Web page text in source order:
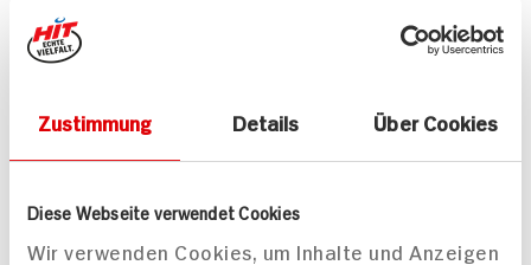
Zustimmung Details Über Cookies
Diese Webseite verwendet Cookies
Wir verwenden Cookies, um Inhalte und Anzeigen
Italienischer Brotsalat
mit Rucola und Mini-
30 min
884 kcal p. Portion
Vegane Mousse au
Chocolat
498 kcal p. Portion